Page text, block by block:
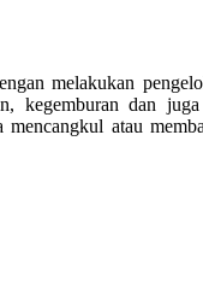
melakukan
kegemburan dan
mencangkul atau